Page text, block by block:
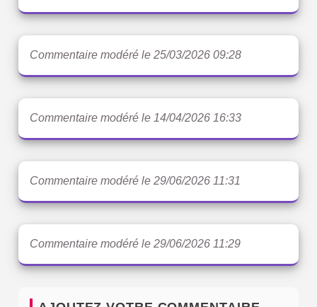
Commentaire modéré le 25/03/2026 09:28
Commentaire modéré le 14/04/2026 16:33
Commentaire modéré le 29/06/2026 11:31
Commentaire modéré le 29/06/2026 11:29